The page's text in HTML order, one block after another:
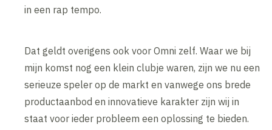
in een rap tempo.
Dat geldt overigens ook voor Omni zelf. Waar we bij
mijn komst nog een klein clubje waren, zijn we nu een
serieuze speler op de markt en vanwege ons brede
productaanbod en innovatieve karakter zijn wij in
staat voor ieder probleem een oplossing te bieden.